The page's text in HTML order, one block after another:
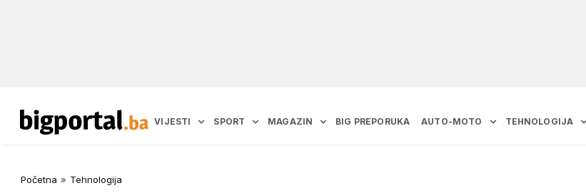
VIJESTI SPORT MAGAZIN BIG PREPORUKA AUTO-MOTO TEHNOLOGIJA
Početna » Tehnologija